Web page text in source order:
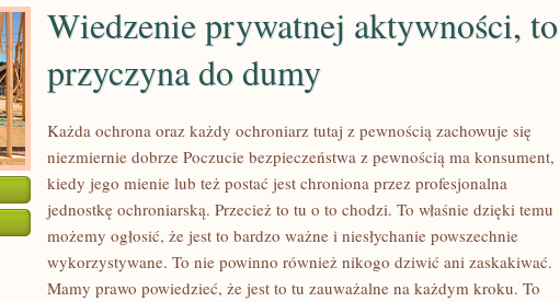
Wiedzenie prywatnej aktywności, to
przyczyna do dumy
Każda ochrona oraz każdy ochroniarz tutaj z pewnością zachowuje się
niezmiernie dobrze Poczucie bezpieczeństwa z pewnością ma konsument,
kiedy jego mienie lub też postać jest chroniona przez profesjonalna
jednostkę ochroniarską. Przecież to tu o to chodzi. To właśnie dzięki temu
możemy ogłosić, że jest to bardzo ważne i niesłychanie powszechnie
wykorzystywane. To nie powinno również nikogo dziwić ani zaskakiwać.
Mamy prawo powiedzieć, że jest to tu zauważalne na każdym kroku. To